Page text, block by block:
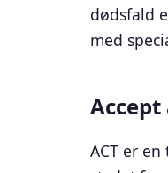
dødsfald
med
ACT er